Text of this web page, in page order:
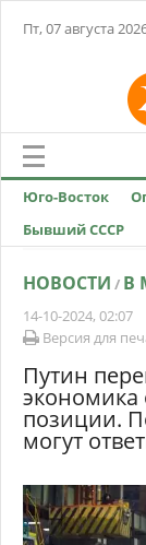
Пт, 07 августа
Юго-Восток
Бывший СССР
НОВОСТИ / В
14-10-2024, 02:07
Версия для
Путин
экономика
позиции.
могут